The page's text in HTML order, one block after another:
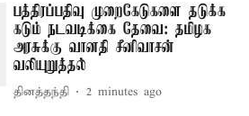
பத்திரப்பதிவு முறைகேடுகளை தடுக்க
கடும் நடவடிக்கை தேவை: தமிழக
அரசுக்கு வானதி சீனிவாசன்
வலியுறுத்தல்
தினத்தந்தி 2 minutes ago